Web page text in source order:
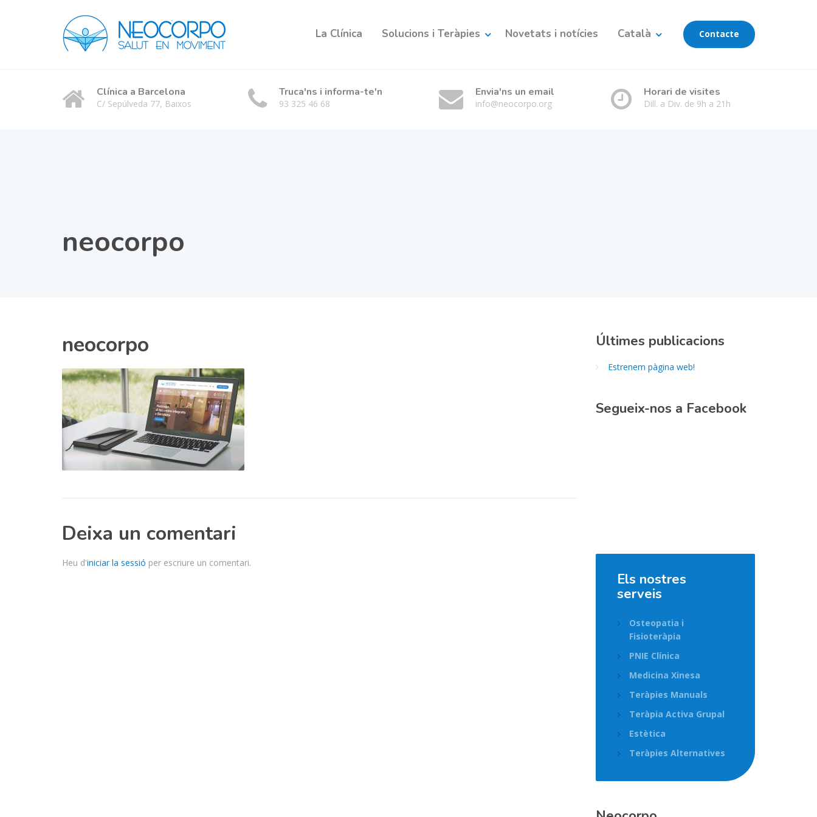
La Clínica Solucions i Teràpies Novetats i notícies Català Contacte
Clínica a Barcelona
C/ Sepúlveda 77, Baixos
Truca'ns i informa-te'n
93 325 46 68
Envia'ns un email
info@neocorpo.org
Horari de visites
Dill. a Div. de 9h a 21h
neocorpo
neocorpo
Deixa un comentari
Heu d'iniciar la sessió per escriure un comentari.
Últimes publicacions
Estrenem pàgina web!
Segueix-nos a Facebook
Els nostres
serveis
Osteopatia i
Fisioteràpia
PNIE Clínica
Medicina Xinesa
Teràpies Manuals
Teràpia Activa Grupal
Estètica
Teràpies Alternatives